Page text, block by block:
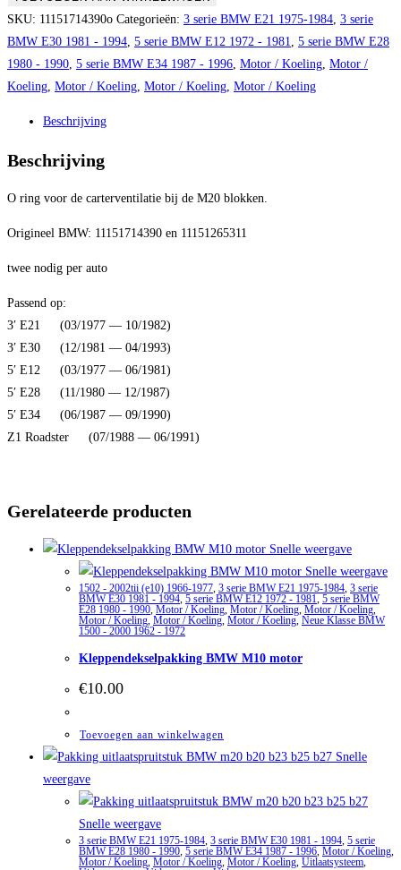
voor
carterventilatie
M20
aantal
SKU: 11151714390o Categorieën: 3 serie BMW E21 1975-1984 3 serie
BMW E30 1981 - 1994 5 serie BMW E12 1972 - 1981
5 serie BMW E28
1980 - 1990 5 serie BMW E34 1987 - 1996 Motor / Koeling Motor /
Koeling Motor / Koeling Motor / Koeling Motor / Koeling
Beschrijving
Beschrijving
O ring voor de carterventilatie bij de M20 blokken.
Origineel BMW: 11151714390 en 11151265311
twee nodig per auto
Passend op:
3′ E21 (03/1977 — 10/1982)
3′ E30 (12/1981 — 04/1993)
5′ E12 (03/1977 — 06/1981)
5′ E28 (11/1980 — 12/1987)
5′ E34 (06/1987 — 09/1990)
Z1 Roadster (07/1988 — 06/1991)
Gerelateerde producten
Snelle weergave
Snelle weergave
1502 - 2002tii (e10) 1966-1977, 3 serie BMW E21 1975-1984, 3 serie
BMW E30 1981 - 1994, 5 serie BMW E12 1972 - 1981, 5 serie BMW
E28 1980 - 1990, Motor / Koeling, Motor / Koeling, Motor / Koeling,
Motor / Koeling, Motor / Koeling, Motor / Koeling, Neue Klasse BMW
1500 - 2000 1962 - 1972
Kleppendekselpakking BMW M10 motor
€10.00
Toevoegen aan winkelwagen
Snelle
weergave
Snelle weergave
3 serie BMW E21 1975-1984 3 serie BMW E30 1981 - 1994 5 serie
BMW E28 1980 - 1990 5 serie BMW E34 1987 - 1996 Motor / Koeling
Motor / Koeling Motor / Koeling Motor / Koeling Uitlaatsysteem